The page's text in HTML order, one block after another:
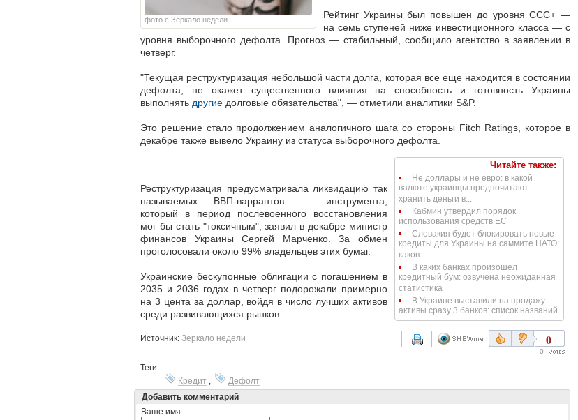
фото с Зеркало недели
Рейтинг Украины был повышен до уровня CCC+ —
на семь ступеней ниже инвестиционного класса — с
уровня выборочного дефолта. Прогноз — стабильный, сообщило агентство в заявлении в
четверг.
"Текущая реструктуризация небольшой части долга, которая все еще находится в состоянии
дефолта, не окажет существенного влияния на способность и готовность Украины
выполнять другие долговые обязательства", — отметили аналитики S&P.
Это решение стало продолжением аналогичного шага со стороны Fitch Ratings, которое в
декабре также вывело Украину из статуса выборочного дефолта.
Читайте также:
Не доллары и не евро: в какой
валюте украинцы предпочитают
хранить деньги в...
Кабмин утвердил порядок
использования средств ЕС
Словакия будет блокировать новые
кредиты для Украины на саммите НАТО:
каков...
В каких банках произошел
кредитный бум: озвучена неожиданная
статистика
В Украине выставили на продажу
активы сразу 3 банков: список названий
Реструктуризация предусматривала ликвидацию так
называемых ВВП-варрантов — инструмента,
который в период послевоенного восстановления
мог бы стать "токсичным", заявил в декабре министр
финансов Украины Сергей Марченко. За обмен
проголосовали около 99% владельцев этих бумаг.
Украинские бескупонные облигации с погашением в
2035 и 2036 годах в четверг подорожали примерно
на 3 цента за доллар, войдя в число лучших активов
среди развивающихся рынков.
Источник: Зеркало недели 0
0
Теги:
Кредит ,
Дефолт
Добавить комментарий
Ваше имя: